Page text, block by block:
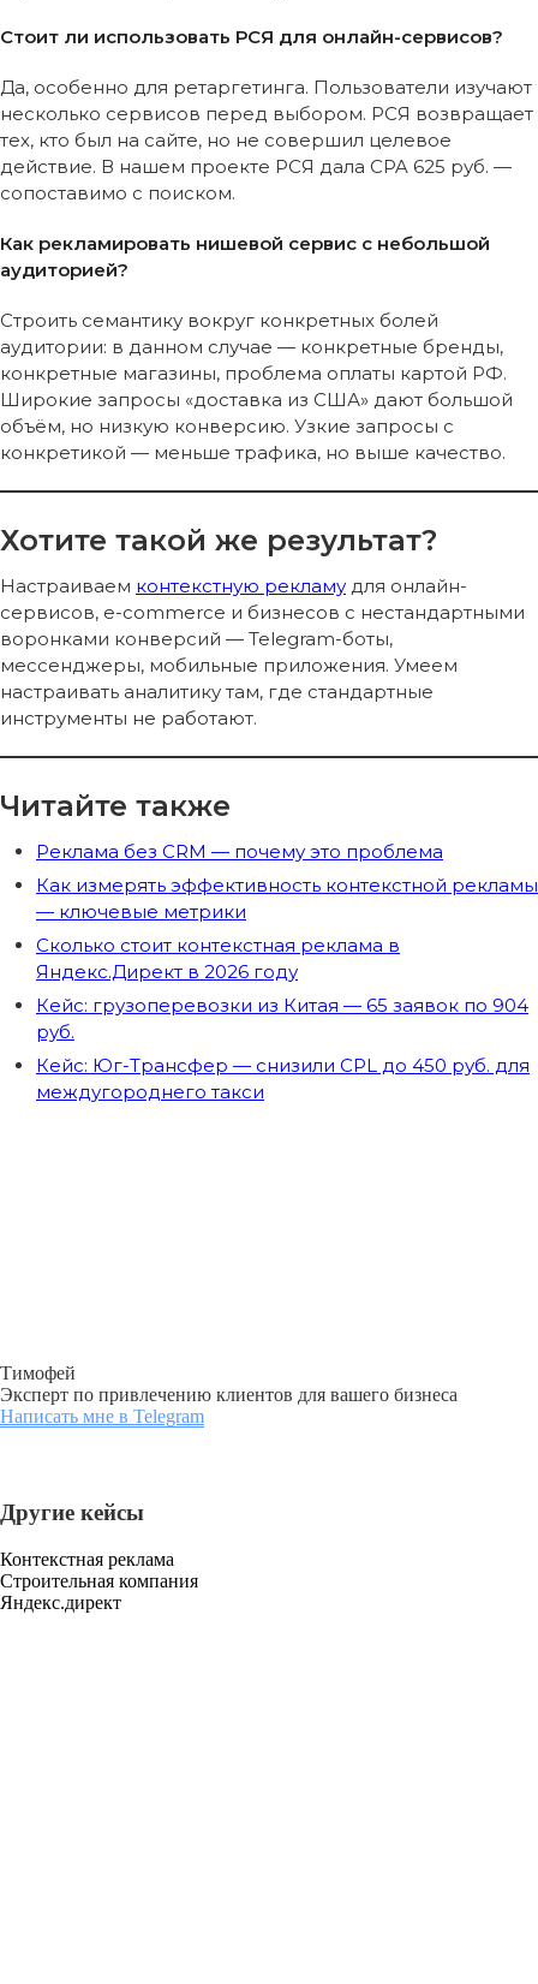
Стоит ли использовать РСЯ для онлайн-сервисов?
Да, особенно для ретаргетинга. Пользователи изучают
несколько сервисов перед выбором. РСЯ возвращает
тех, кто был на сайте, но не совершил целевое
действие. В нашем проекте РСЯ дала CPA 625 руб. —
сопоставимо с поиском.
Как рекламировать нишевой сервис с небольшой
аудиторией?
Строить семантику вокруг конкретных болей
аудитории: в данном случае — конкретные бренды,
конкретные магазины, проблема оплаты картой РФ.
Широкие запросы «доставка из США» дают большой
объём, но низкую конверсию. Узкие запросы с
конкретикой — меньше трафика, но выше качество.
Хотите такой же результат?
Настраиваем контекстную рекламу для онлайн-
сервисов, e-commerce и бизнесов с нестандартными
воронками конверсий — Telegram-боты,
мессенджеры, мобильные приложения. Умеем
настраивать аналитику там, где стандартные
инструменты не работают.
Читайте также
Реклама без CRM — почему это проблема
Как измерять эффективность контекстной рекламы
— ключевые метрики
Сколько стоит контекстная реклама в
Яндекс.Директ в 2026 году
Кейс: грузоперевозки из Китая — 65 заявок по 904
руб.
Кейс: Юг-Трансфер — снизили CPL до 450 руб. для
междугороднего такси
Тимофей
Эксперт по привлечению клиентов для вашего бизнеса
Написать мне в Telegram
Другие кейсы
Контекстная реклама
Строительная компания
Яндекс.директ
Тарифы
Блог
Контакты
ОГРНИП
318032700040739
Политика конфиденциальности
© Все права защищены. Адрес: г. Иркутск, ул. Байкальская,
295/1
Продвижение
строительных ниш
Продвижение В2В
недвижимости за рубежом
Пн-Вс: 9.00-20.00
отдел маркетинга по цене
маркетолога в штате